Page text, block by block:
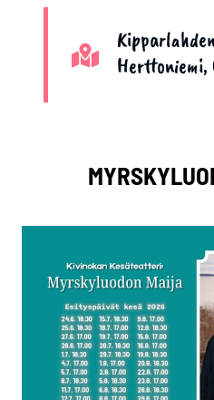
Herttoniemi,